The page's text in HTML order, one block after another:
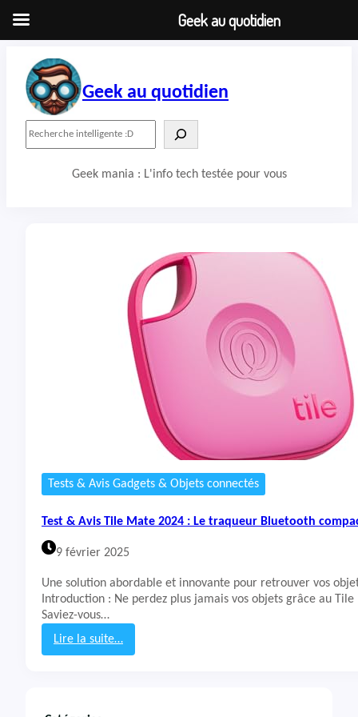
contenu
Geek au quotidien
Geek mania : L'info tech testée pour vous
Tests & Avis Gadgets & Objets connectés
Test & Avis Tile Mate 2024 : Le traqueur Bluetooth
9 février 2025
Une solution abordable et innovante pour retrouver vos
Introduction : Ne perdez plus jamais vos objets grâce au
Saviez-vous…
Lire la suite…
:
Geek au quotidien